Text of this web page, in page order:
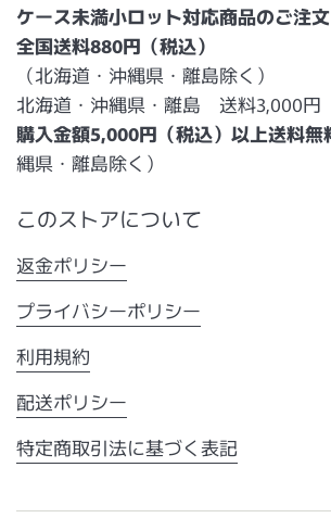
ケース未満小ロット対応商品のご注文
全国送料880円（税込）
（北海道・沖縄県・離島除く）
北海道・沖縄県・離島 送料3,000円
購入金額5,000円（税込）以上送料無
縄県・離島除く）
このストアについて
返金ポリシー
プライバシーポリシー
利用規約
配送ポリシー
特定商取引法に基づく表記